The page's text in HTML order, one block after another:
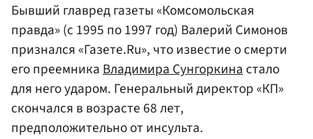
Бывший главред газеты «Комсомольская
правда» (с 1995 по 1997 год) Валерий Cимонов
признался «Газете.Ru», что известие о смерти
его преемникаВладимира Сунгоркинастало
для него ударом. Генеральный директор «КП»
скончался в возрасте 68 лет,
предположительно от инсульта.